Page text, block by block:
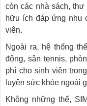
còn các nhà sách,
hữu ích đáp ứng nhu
viên.
Ngoài ra, hệ thống
động, sân tennis,
phí cho sinh viên
luyện sức khỏe ngoài
Không những thế,